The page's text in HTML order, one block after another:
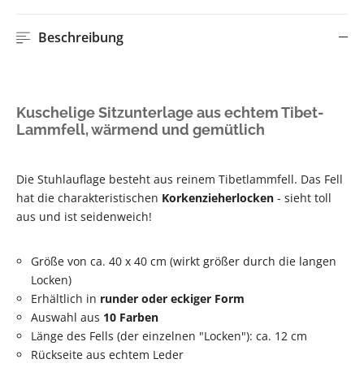
Beschreibung
Kuschelige Sitzunterlage aus echtem Tibet-
Lammfell, wärmend und gemütlich
Die Stuhlauflage besteht aus reinem Tibetlammfell. Das Fell
hat die charakteristischen Korkenzieherlocken - sieht toll
aus und ist seidenweich!
Größe von ca. 40 x 40 cm (wirkt größer durch die langen
Locken)
Erhältlich in runder oder eckiger Form
Auswahl aus 10 Farben
Länge des Fells (der einzelnen "Locken"): ca. 12 cm
Rückseite aus echtem Leder